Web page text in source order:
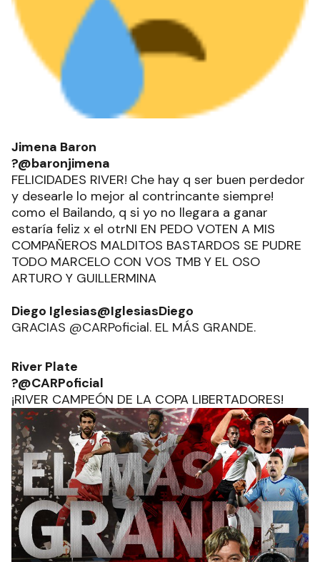
Jimena Baron
?@baronjimena
FELICIDADES RIVER! Che hay q ser buen perdedor
y desearle lo mejor al contrincante siempre!
como el Bailando, q si yo no llegara a ganar
estaría feliz x el otrNI EN PEDO VOTEN A MIS
COMPAÑEROS MALDITOS BASTARDOS SE PUDRE
TODO MARCELO CON VOS TMB Y EL OSO
ARTURO Y GUILLERMINA
Diego Iglesias@IglesiasDiego
GRACIAS @CARPoficial. EL MÁS GRANDE.
River Plate
?@CARPoficial
¡RIVER CAMPEÓN DE LA COPA LIBERTADORES!